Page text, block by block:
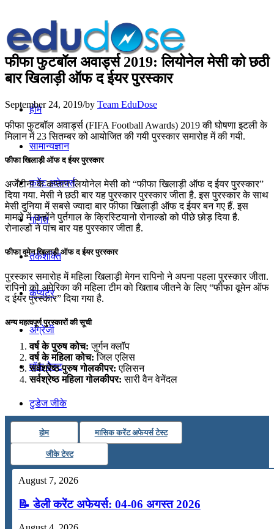
होम
सामान्यज्ञान
करेंट अफेयर्स
गणित
तर्कशक्ति
कंप्यूटर
अंग्रेजी
मॉक टेस्ट
टुडेज जीके
Menu Menu
फीफा फुटबॉल अवार्ड्स 2019: लियोनेल मेसी को छठी
बार खिलाड़ी ऑफ द ईयर पुरस्कार
September 24, 2019/by Team EduDose
फीफा फुटबॉल अवार्ड्स (FIFA Football Awards) 2019 की घोषणा इटली के
मिलान में 23 सितम्बर को आयोजित की गयी पुरस्कार समारोह में की गयी.
फीफा खिलाड़ी ऑफ द ईयर पुरस्कार
अर्जेंटीना के कप्तान लियोनेल मेसी को “फीफा खिलाड़ी ऑफ द ईयर पुरस्कार”
दिया गया. मेसी ने छठी बार यह पुरस्कार पुरस्कार जीता है. इस पुरस्कार के साथ
मेसी दुनिया में सबसे ज्यादा बार फीफा खिलाड़ी ऑफ द ईयर बन गए हैं. इस
मामले में उन्होंने पुर्तगाल के क्रिस्टियानो रोनाल्डो को पीछे छोड़ दिया है.
रोनाल्डो ने पांच बार यह पुरस्कार जीता है.
फीफा वूमेन खिलाड़ी ऑफ द ईयर पुरस्कार
पुरस्कार समारोह में महिला खिलाड़ी मेगन रापिनो ने अपना पहला पुरस्कार जीता.
रापिनो को अमेरिका की महिला टीम को खिताब जीतने के लिए “फीफा वूमेन ऑफ
द ईयर पुरस्कार” दिया गया है.
अन्य महत्वपूर्ण पुरस्कारों की सूची
वर्ष के पुरुष कोच: जुर्गन क्लॉप
वर्ष के महिला कोच: जिल एलिस
सर्वश्रेष्ठ पुरुष गोलकीपर: एलिसन
सर्वश्रेष्ठ महिला गोलकीपर: सारी वैन वेनेंदल
होम मासिक करेंट अफेयर्स टेस्ट
जीके टेस्ट
August 7, 2026
📝 डेली करेंट अफेयर्स: 04-06 अगस्त 2026